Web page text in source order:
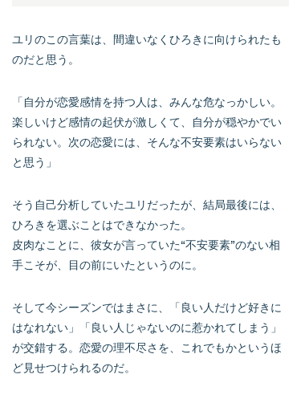
ユリのこの言葉は、間違いなくひろきに向けられたも
のだと思う。
「自分が恋愛感情を持つ人は、みんな危なっかしい。
楽しいけど感情の起伏が激しくて、自分が穏やかでい
られない。次の恋愛には、そんな不安要素はいらない
と思う」
そう自己分析していたユリだったが、結局最後には、
ひろきを選ぶことはできなかった。
皮肉なことに、彼女が言っていた“不安要素”のない相
手こそが、目の前にいたというのに。
そして今シーズンではまさに、「良い人だけど好きに
はなれない」「良い人じゃないのに惹かれてしまう」
が交錯する。恋愛の理不尽さを、これでもかというほ
ど見せつけられるのだ。